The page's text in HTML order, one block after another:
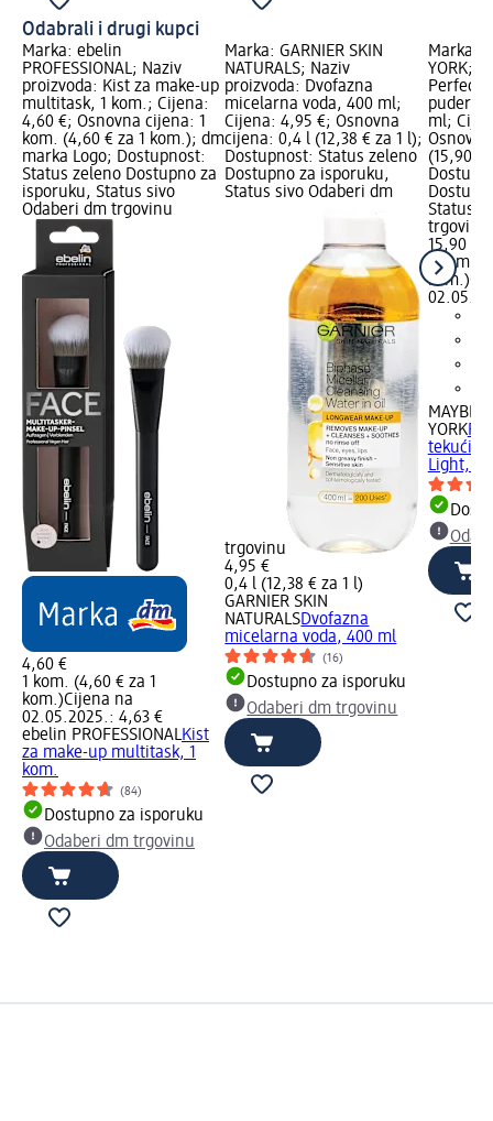
Odabrali i drugi kupci
Marka: ebelin
PROFESSIONAL; Naziv
proizvoda: Kist za make-up
multitask, 1 kom.; Cijena:
4,60 €; Osnovna cijena: 1
kom. (4,60 € za 1 kom.); dm
marka Logo; Dostupnost:
Status zeleno Dostupno za
isporuku, Status sivo
Odaberi dm trgovinu
4,60 €
1 kom. (4,60 € za 1
kom.)Cijena na
02.05.2025.: 4,63 €
ebelin PROFESSIONALKist
za make-up multitask, 1
kom.
(84)
Dostupno za isporuku
Odaberi dm trgovinu
Marka: GARNIER SKIN
NATURALS; Naziv
proizvoda: Dvofazna
micelarna voda, 400 ml;
Cijena: 4,95 €; Osnovna
cijena: 0,4 l (12,38 € za 1 l);
Dostupnost: Status zeleno
Dostupno za isporuku,
Status sivo Odaberi dm
trgovinu
4,95 €
0,4 l (12,38 € za 1 l)
GARNIER SKIN
NATURALSDvofazna
micelarna voda, 400 ml
(16)
Dostupno za isporuku
Odaberi dm trgovinu
Marka:
YORK;
puder –
ml;
(15,90 €
Status
trgovinu
15,90 €
1 kom.
kom.)
YORK
tekući
Light,